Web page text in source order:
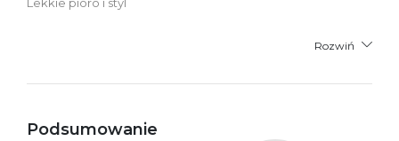
Lekkie pióro i styl
Rozwiń
Podsumowanie